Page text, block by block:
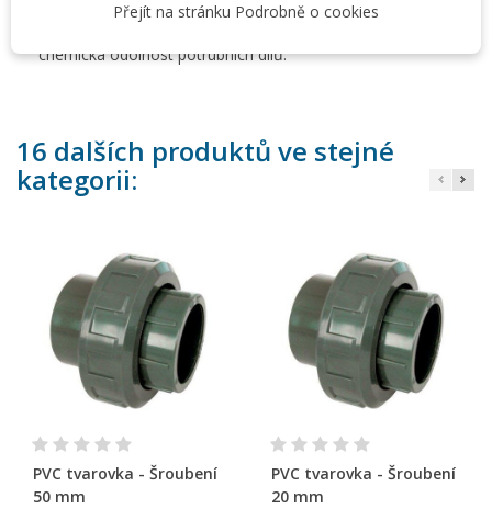
které se spojují lepením nebo pomocí mechanických
chemická odolnost potrubních dílů.
16 dalších produktů ve stejné
kategorii:
PVC tvarovka - Šroubení
50 mm
PVC tvarovka - Šroubení
20 mm
Přejít na stránku Podrobně o cookies